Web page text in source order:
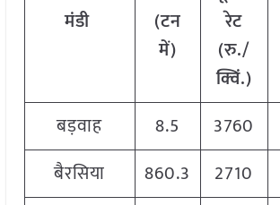
मंडी
(टन
में)
रेट
(रु./
क्विं.)
बड़वाह
8.5 3760
बैरसिया
860.3 2710